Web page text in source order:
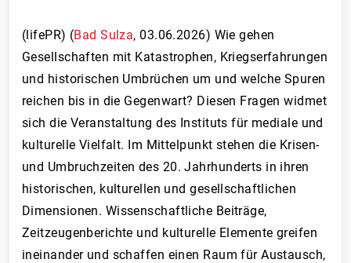
(lifePR) (Bad Sulza,03.06.2026) Wie gehen
Gesellschaften mit Katastrophen, Kriegserfahrungen
und historischen Umbrüchen um und welche Spuren
reichen bis in die Gegenwart? Diesen Fragen widmet
sich die Veranstaltung des Instituts für mediale und
kulturelle Vielfalt. Im Mittelpunkt stehen die Krisen-
und Umbruchzeiten des 20. Jahrhunderts in ihren
historischen, kulturellen und gesellschaftlichen
Dimensionen. Wissenschaftliche Beiträge,
Zeitzeugenberichte und kulturelle Elemente greifen
ineinander und schaffen einen Raum für Austausch,